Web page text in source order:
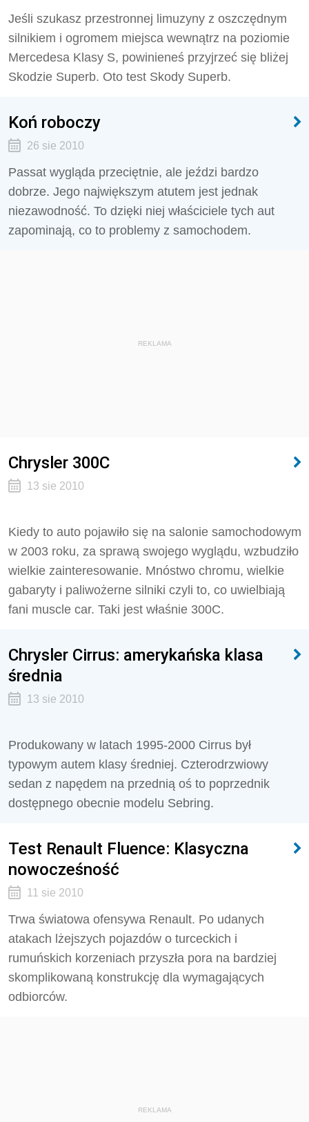
Jeśli szukasz przestronnej limuzyny z oszczędnym
silnikiem i ogromem miejsca wewnątrz na poziomie
Mercedesa Klasy S, powinieneś przyjrzeć się bliżej
Skodzie Superb. Oto test Skody Superb.
Koń roboczy
26 sie 2010
Passat wygląda przeciętnie, ale jeździ bardzo
dobrze. Jego największym atutem jest jednak
niezawodność. To dzięki niej właściciele tych aut
zapominają, co to problemy z samochodem.
REKLAMA
Chrysler 300C
13 sie 2010
Kiedy to auto pojawiło się na salonie samochodowym
w 2003 roku, za sprawą swojego wyglądu, wzbudziło
wielkie zainteresowanie. Mnóstwo chromu, wielkie
gabaryty i paliwożerne silniki czyli to, co uwielbiają
fani muscle car. Taki jest właśnie 300C.
Chrysler Cirrus: amerykańska klasa
średnia
13 sie 2010
Produkowany w latach 1995-2000 Cirrus był
typowym autem klasy średniej. Czterodrzwiowy
sedan z napędem na przednią oś to poprzednik
dostępnego obecnie modelu Sebring.
Test Renault Fluence: Klasyczna
nowocześność
11 sie 2010
Trwa światowa ofensywa Renault. Po udanych
atakach lżejszych pojazdów o turceckich i
rumuńskich korzeniach przyszła pora na bardziej
skomplikowaną konstrukcję dla wymagających
odbiorców.
REKLAMA